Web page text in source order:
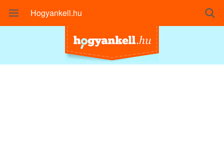
Hogyankell.hu